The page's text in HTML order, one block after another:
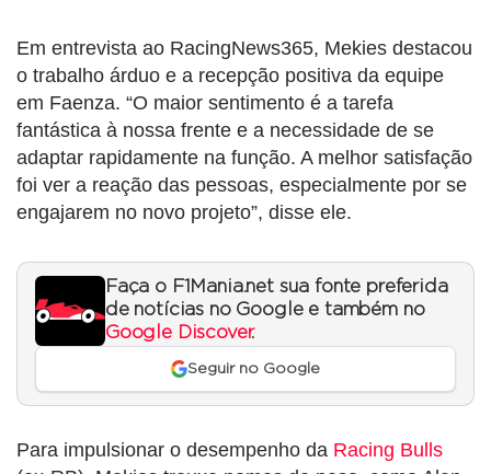
Em entrevista ao RacingNews365, Mekies destacou
o trabalho árduo e a recepção positiva da equipe
em Faenza. “O maior sentimento é a tarefa
fantástica à nossa frente e a necessidade de se
adaptar rapidamente na função. A melhor satisfação
foi ver a reação das pessoas, especialmente por se
engajarem no novo projeto”, disse ele.
Faça o F1Mania.net sua fonte preferida
de notícias no Google e também no
Google Discover.
Seguir no Google
Para impulsionar o desempenho da Racing Bulls